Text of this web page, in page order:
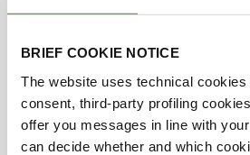
BRIEF COOKIE NOTICE
The website uses technical
consent, third-party profiling
offer you messages in line with
can decide whether and which
Lebensmittel, die Gesundheit
Erfahren Sie mehr über ihre
Photovoltaikanlage und ihr
nachhaltige Praktiken, wie die